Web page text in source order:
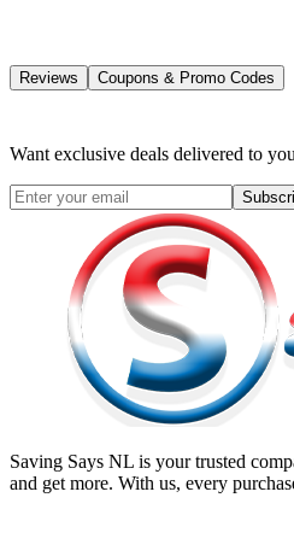
Reviews Coupons & Promo Codes
Want exclusive deals delivered to
Saving Says NL is your trusted
and get more. With us, every